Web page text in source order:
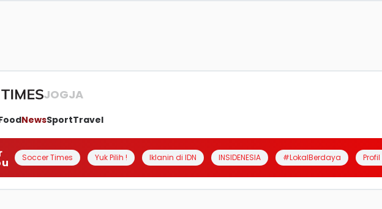
JOGJA
NewsSportTravel
Soccer Times Yuk Pilih ! Iklanin di IDN INSIDENESIA #LokalBerdaya